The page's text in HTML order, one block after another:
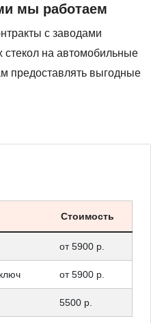
мы работаем
с заводами
стекол на автомобильные
предоставлять выгодные
Стоимость
от 5900 р.
от 5900 р.
5500 р.